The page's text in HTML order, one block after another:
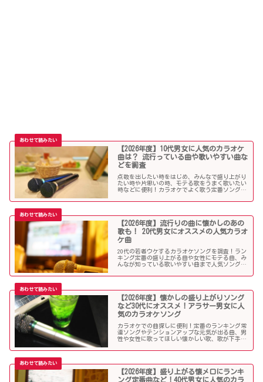
【2026年度】10代男女に人気のカラオケ
曲は？ 流行っている曲や歌いやすい曲な
どを調査
点数を出したい時をはじめ、みんなで盛り上がり
たい時や片思いの時、モテる歌をうまく歌いたい
時などに便利！カラオケでよく歌う定番ソングか
っ盛りの10代男子・女子にオススメの人気カラオ
【2026年度】流行りの曲に懐かしのあの
歌も！ 20代男女にオススメの人気カラオ
ケ曲
20代の若者ウケするカラオケソングを調査！ラン
キング定番の盛り上がる曲や女性にモテる曲、み
んなが知っている歌いやすい曲まで人気ソングが
別会、上司ウケしたい時などにオススメです！
【2026年度】懐かしの盛り上がりソング
など30代にオススメ！アラサー男女に人
気のカラオケソング
カラオケでの曲探しに便利！定番のランキング常
連ソングやテンションアップな元気が出る曲、男
性や女性に歌ってほしい懐かしい歌、歌が下手で
カラオケ曲をご紹介します！
【2026年度】盛り上がる懐メロにランキ
ング定番曲など！40代男女に人気のカラ